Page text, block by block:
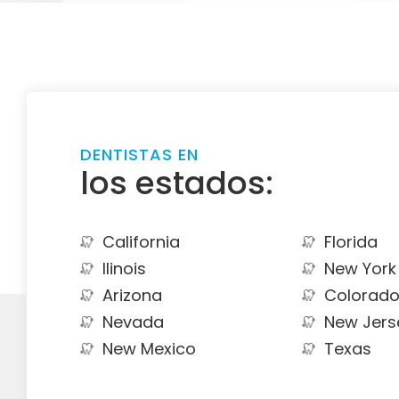
DENTISTAS EN
los estados:
California
Florida
Ilinois
New York
Arizona
Colorado
Nevada
New
New Mexico
Texas